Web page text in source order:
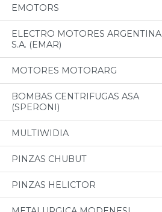
EMOTORS
ELECTRO MOTORES ARGENTINA
S.A. (EMAR)
MOTORES MOTORARG
BOMBAS CENTRIFUGAS ASA
(SPERONI)
MULTIWIDIA
PINZAS CHUBUT
PINZAS HELICTOR